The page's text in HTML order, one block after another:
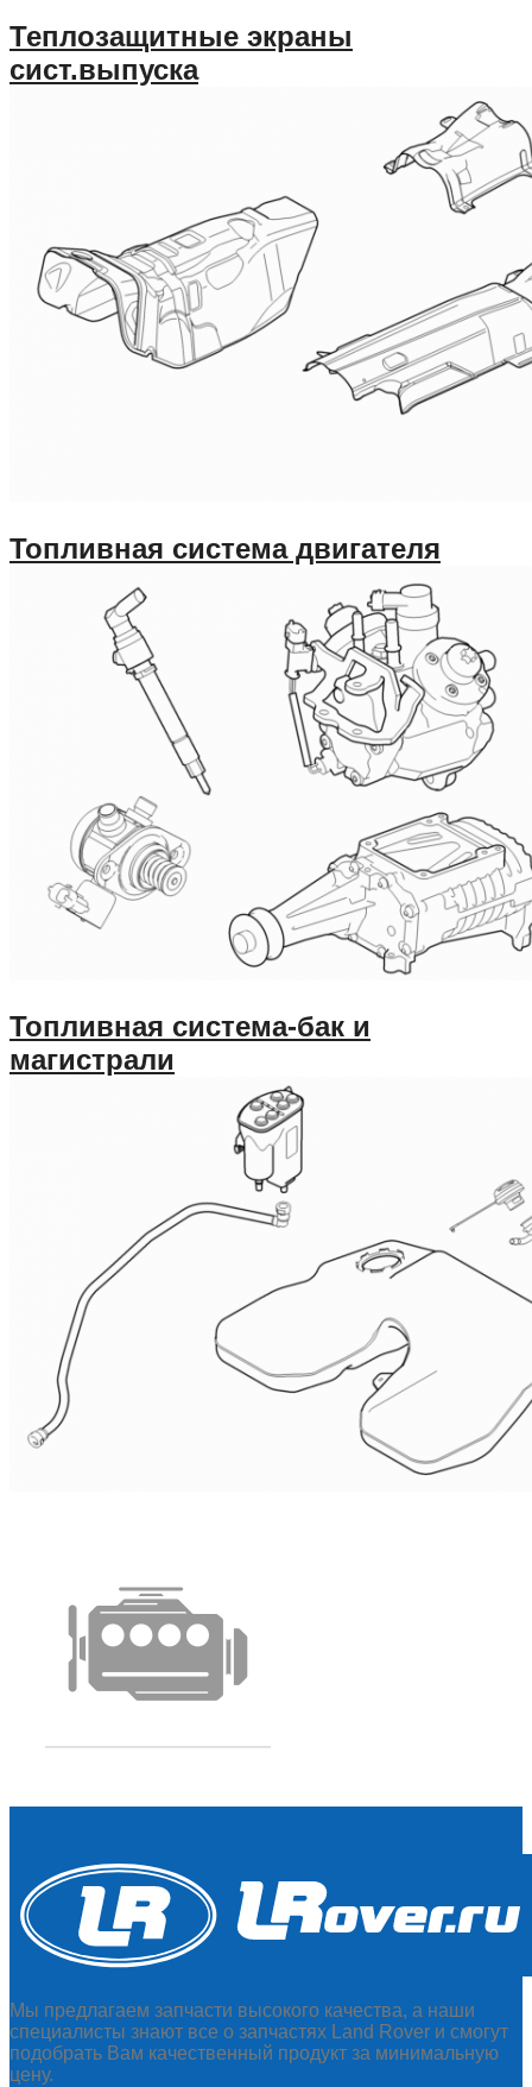
Теплозащитные экраны
сист.выпуска
Топливная система двигателя
Топливная система-бак и
магистрали
Мы предлагаем запчасти высокого качества, а наши
специалисты знают все о запчастях Land Rover и смогут
подобрать Вам качественный продукт за минимальную
цену.